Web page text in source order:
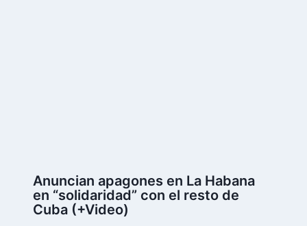
Anuncian apagones en La Habana
en “solidaridad” con el resto de
Cuba (+Video)